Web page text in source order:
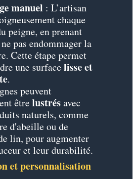
manuel : L’artisan
chaque
peigne, en prenant
pas endommager la
Cette étape permet
une surfacelisse et
.
peuvent
êtrelustrésavec
naturels, comme
d'abeille ou de
lin, pour augmenter
et leur durabilité.
et personnalisation